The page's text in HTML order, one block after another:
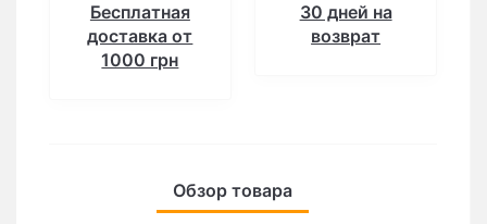
Бесплатная
доставка от
1000 грн
30 дней на
возврат
Обзор товара